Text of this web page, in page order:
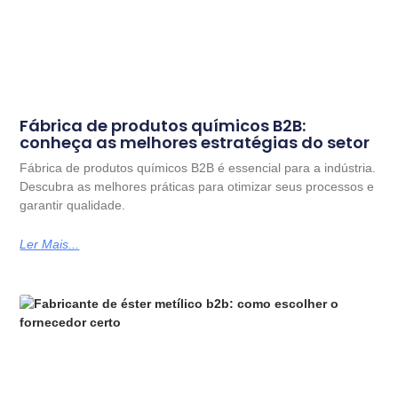
Fábrica de produtos químicos B2B:
conheça as melhores estratégias do setor
Fábrica de produtos químicos B2B é essencial para a indústria.
Descubra as melhores práticas para otimizar seus processos e
garantir qualidade.
Ler Mais...